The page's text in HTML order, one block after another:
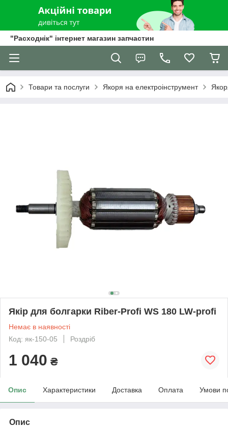
"Расходнік" інтернет магазин запчастин
Товари та послуги Якоря на електроінструмент
Якір для болгарки Riber-Profi WS 180 LW-profi
Немає в наявності
Код: як-150-05
Роздріб
1 040 ₴
Опис Характеристики Доставка Оплата Умови
Опис